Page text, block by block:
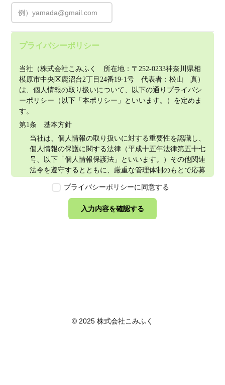
プライバシーポリシー
当社（株式会社こみふく　所在地：〒252-0233神奈川県相
模原市中央区鹿沼台2丁目24番19-1号　代表者：松山　真）
は、個人情報の取り扱いについて、以下の通りプライバシ
ーポリシー（以下「本ポリシー」といいます。）を定めま
す。
第1条　基本方針
当社は、個人情報の取り扱いに対する重要性を認識し、
個人情報の保護に関する法律（平成十五年法律第五十七
号、以下「個人情報保護法」といいます。）その他関連
法令を遵守するとともに、厳重な管理体制のもとで応募
本ウェブサイトで取得する個人情報に限り適用されるも
のとします。
第2条　個人情報の定義
情報取扱事業者が、開示、内容の訂正、追加又は削除、
プライバシーポリシーに同意する
入力内容を確認する
© 2025 株式会社こみふく